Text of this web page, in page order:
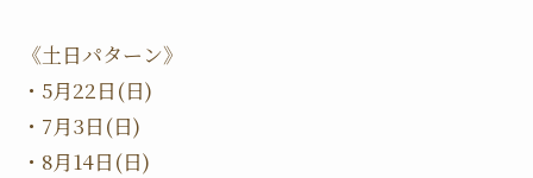
《土日パターン》
・5月22日(日)
・7月3日(日)
・8月14日(日)